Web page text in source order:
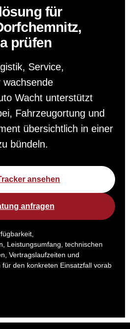
für
prüfen
Service,
wachsende
Wacht unterstützt
Fahrzeugortung und
übersichtlich in einer
bündeln.
ansehen
anfragen
Leistungsumfang, technischen
Vertragslaufzeiten und
den konkreten Einsatzfall vorab